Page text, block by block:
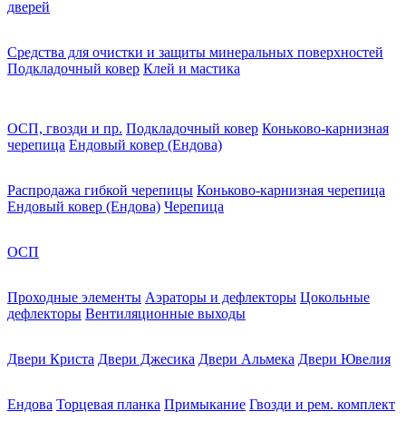
дверей
Средства для очистки и защиты минеральных поверхностей
Подкладочный ковер Клей и мастика
ОСП, гвозди и пр. Подкладочный ковер Коньково-карнизная
черепица Ендовый ковер (Ендова)
Распродажа гибкой черепицы Коньково-карнизная черепица
Ендовый ковер (Ендова) Черепица
ОСП
Проходные элементы Аэраторы и дефлекторы Цокольные
дефлекторы Вентиляционные выходы
Двери Криста Двери Джесика Двери Альмека Двери Ювелия
Ендова Торцевая планка Примыкание Гвозди и рем. комплект